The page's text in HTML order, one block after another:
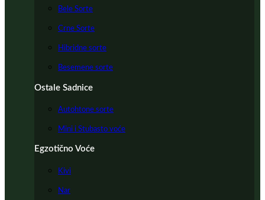
Bele Sorte
Crne Sorte
Hibridne sorte
Besemene sorte
Ostale Sadnice
Autohtone sorte
Mini i Stubasto voće
Egzotično Voće
Kivi
Nar